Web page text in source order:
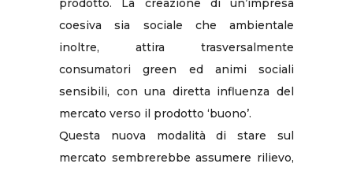
prodotto. La creazione di un’impresa
coesiva sia sociale che ambientale
inoltre, attira trasversalmente
consumatori green ed animi sociali
sensibili, con una diretta influenza del
mercato verso il prodotto ‘buono’.
Questa nuova modalità di stare sul
mercato sembrerebbe assumere rilievo,